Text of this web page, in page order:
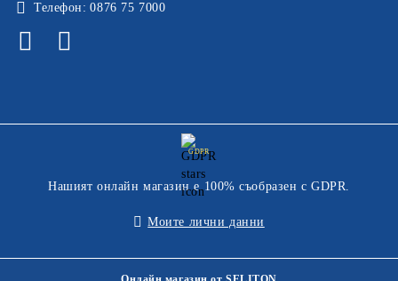
Телефон: 0876 75 7000
GDPR
Нашият онлайн магазин е 100% съобразен с GDPR.
Моите лични данни